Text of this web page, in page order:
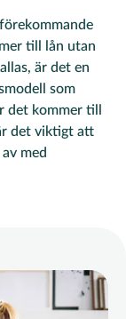
till lån utan
är det en
som
det kommer till
det viktigt att
med